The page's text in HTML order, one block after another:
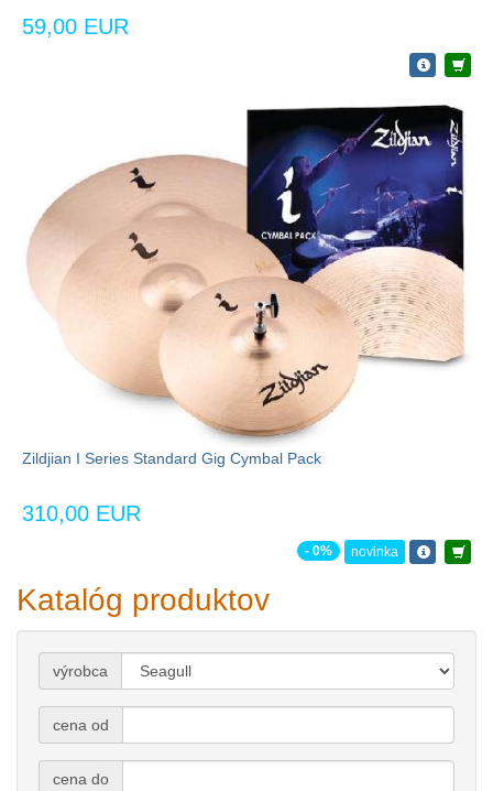
59,00 EUR
Zildjian I Series Standard Gig Cymbal Pack
310,00 EUR
- 0% novinka
Katalóg produktov
výrobca
cena od
cena do